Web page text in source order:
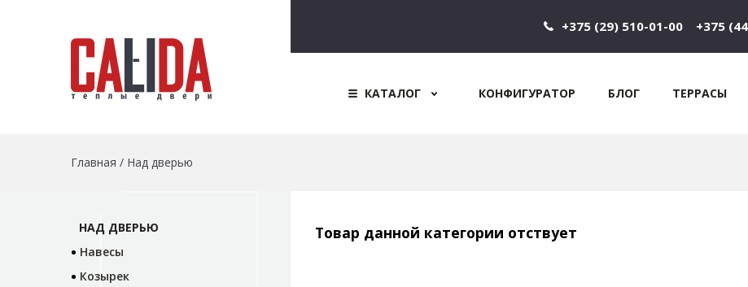
+375 (29) 510-01-00 +375
КАТАЛОГ КОНФИГУРАТОР БЛОГ ТЕРРАСЫ
Главная / Над дверью
Товар данной категории отствует
НАД ДВЕРЬЮ
Навесы
Козырек